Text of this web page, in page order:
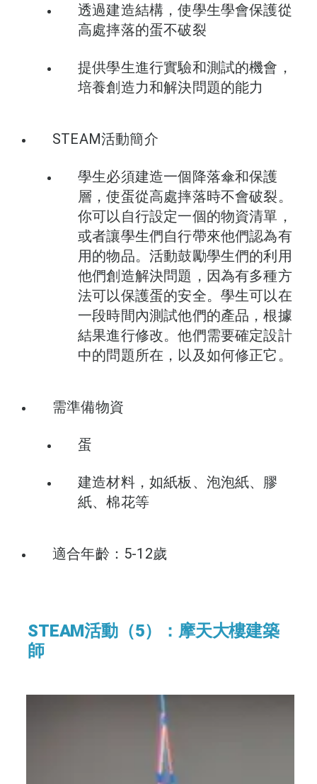
透過建造結構，使學生學會保護從
高處摔落的蛋不破裂
提供學生進行實驗和測試的機會，
培養創造力和解決問題的能力
STEAM活動簡介
學生必須建造一個降落傘和保護
層，使蛋從高處摔落時不會破裂。
你可以自行設定一個的物資清單，
或者讓學生們自行帶來他們認為有
用的物品。活動鼓勵學生們的利用
他們創造解決問題，因為有多種方
法可以保護蛋的安全。學生可以在
一段時間內測試他們的產品，根據
結果進行修改。他們需要確定設計
中的問題所在，以及如何修正它。
需準備物資
蛋
建造材料，如紙板、泡泡紙、膠
紙、棉花等
適合年齡：5-12歲
STEAM活動（5）：摩天大樓建築
師